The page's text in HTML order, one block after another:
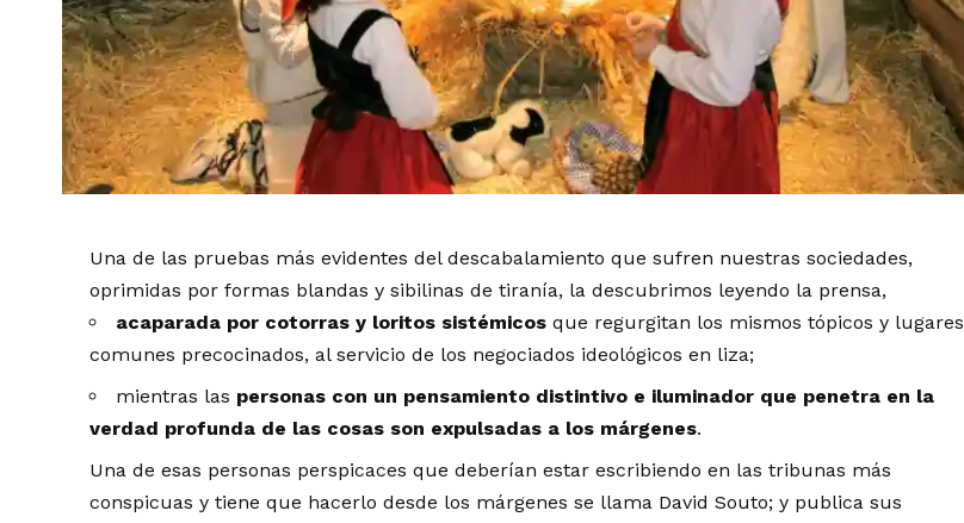
Una de las pruebas más evidentes del descabalamiento que sufren nuestras sociedades,
oprimidas por formas blandas y sibilinas de tiranía, la descubrimos leyendo la prensa,
acaparada por cotorras y loritos sistémicos que regurgitan los mismos tópicos y lugares
comunes precocinados, al servicio de los negociados ideológicos en liza;
mientras las personas con un pensamiento distintivo e iluminador que penetra en la
verdad profunda de las cosas son expulsadas a los márgenes.
Una de esas personas perspicaces que deberían estar escribiendo en las tribunas más
conspicuas y tiene que hacerlo desde los márgenes se llama David Souto; y publica sus